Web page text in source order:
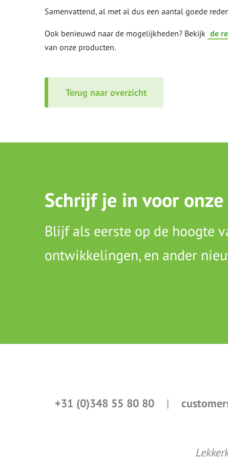
Samenvattend, al met al dus een aantal goede
Ook benieuwd naar de mogelijkheden? Bekijk de
van onze producten.
Terug naar overzicht
Schrijf je in voor
Blijf als eerste op de hoogte
ontwikkelingen, en ander
+31 (0)348 55 80 80 |